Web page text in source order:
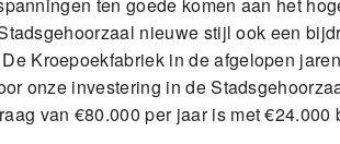
nieuwe stijl ook een
Kroepoekfabriek in de afgelopen
onze investering in de
van €80.000 per jaar is met €24.000